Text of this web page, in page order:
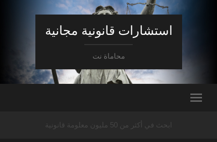
استشارات قانونية مجانية
محاماة نت
ابحث في أكثر من 50 مليون معلومة قانونية